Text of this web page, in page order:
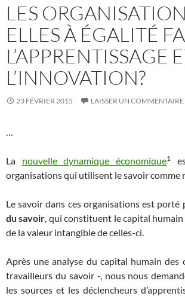
LES
ELLES À ÉGALITÉ
L’APPRENTISSAGE
L’INNOVATION?
23 FÉVRIER 2015 LAISSER UN COMMENTAIRE
…
La nouvelle dynamique économique1
organisations qui utilisent le savoir comme
Le savoir dans ces organisations est porté
du savoir, qui constituent le capital
de la valeur intangible de celles-ci.
Après une analyse du capital humain des
travailleurs du savoir -, nous nous
les sources et les déclencheurs